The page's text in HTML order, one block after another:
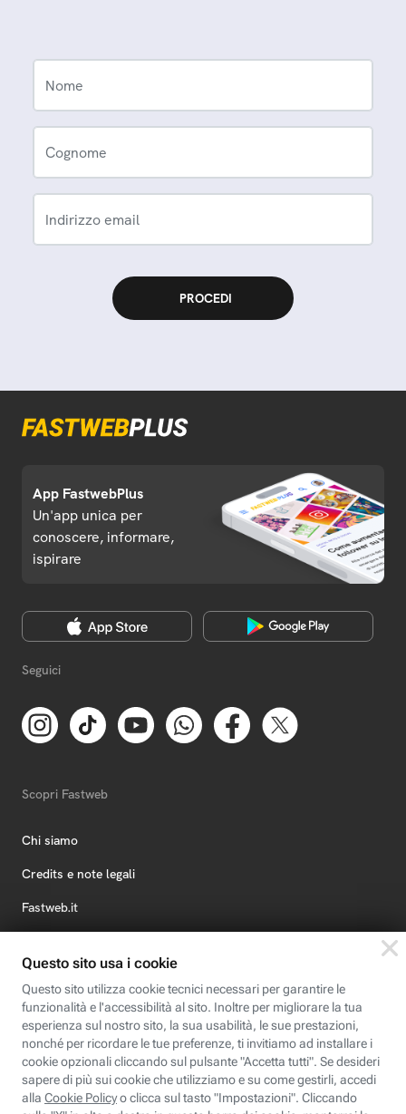
Nome
Cognome
Indirizzo email
App FastwebPlus
Un'app unica per
conoscere, informare,
ispirare
Seguici
Scopri Fastweb
Chi siamo
Credits e note legali
Fastweb.it
Fastweb Digital Academy
STEP FuturAbility District